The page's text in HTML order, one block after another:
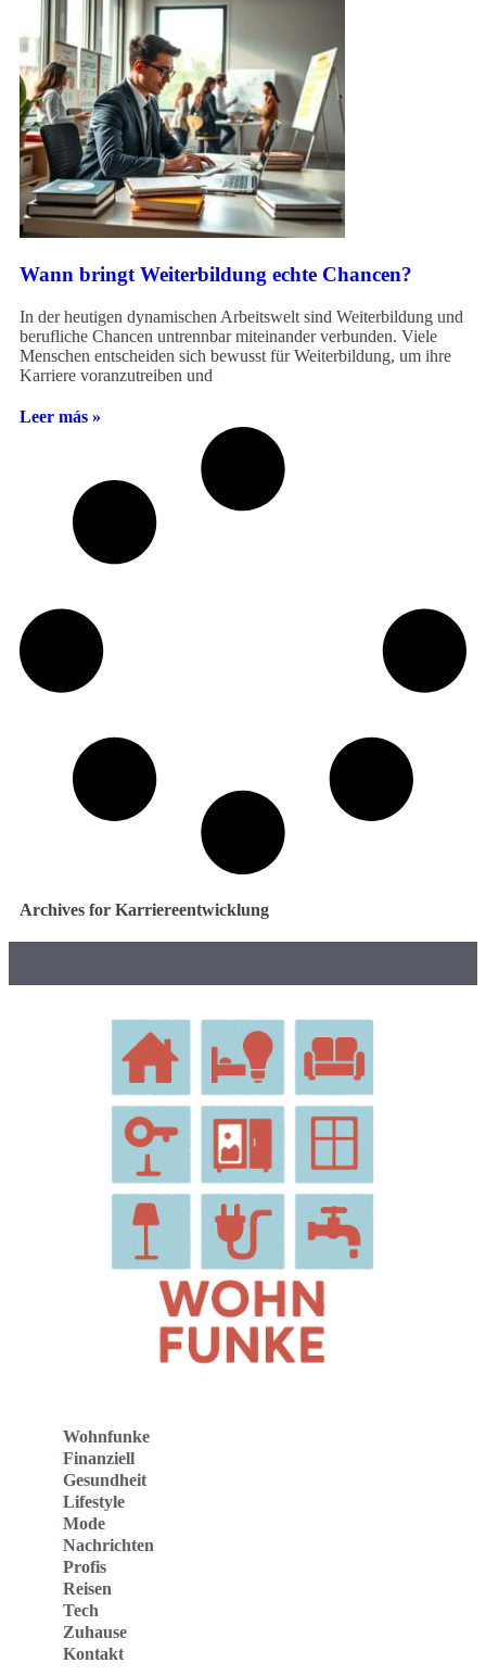
Wann bringt Weiterbildung echte Chancen?
In der heutigen dynamischen Arbeitswelt sind Weiterbildung und
berufliche Chancen untrennbar miteinander verbunden. Viele
Menschen entscheiden sich bewusst für Weiterbildung, um ihre
Karriere voranzutreiben und
Leer más »
Archives for Karriereentwicklung
Wohnfunke
Finanziell
Gesundheit
Lifestyle
Mode
Nachrichten
Profis
Reisen
Tech
Zuhause
Kontakt